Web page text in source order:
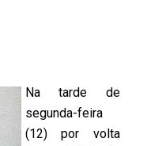
Na tarde de
segunda-feira
(12) por volta